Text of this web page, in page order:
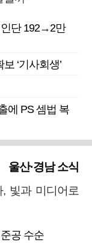
단 192→2만
‘기사회생’
에 PS 셈법 복
울산·경남 소식
빛과 미디어로
공 수순